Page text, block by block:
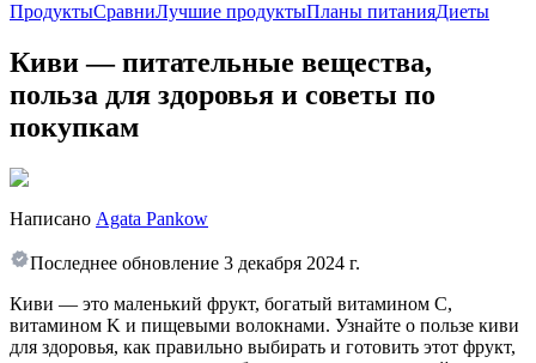
ПродуктыСравниЛучшие продуктыПланы питанияДиеты
Киви — питательные вещества,
польза для здоровья и советы по
покупкам
Написано Agata Pankow
Последнее обновление 3 декабря 2024 г.
Киви — это маленький фрукт, богатый витамином C,
витамином K и пищевыми волокнами. Узнайте о пользе киви
для здоровья, как правильно выбирать и готовить этот фрукт,